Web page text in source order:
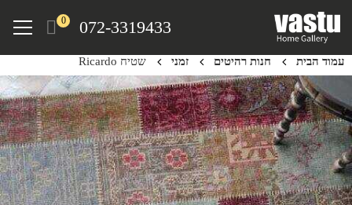
content
072-3319433
0
Menu
עמוד הבית חנות רהיטים זמני שטיח Ricardo